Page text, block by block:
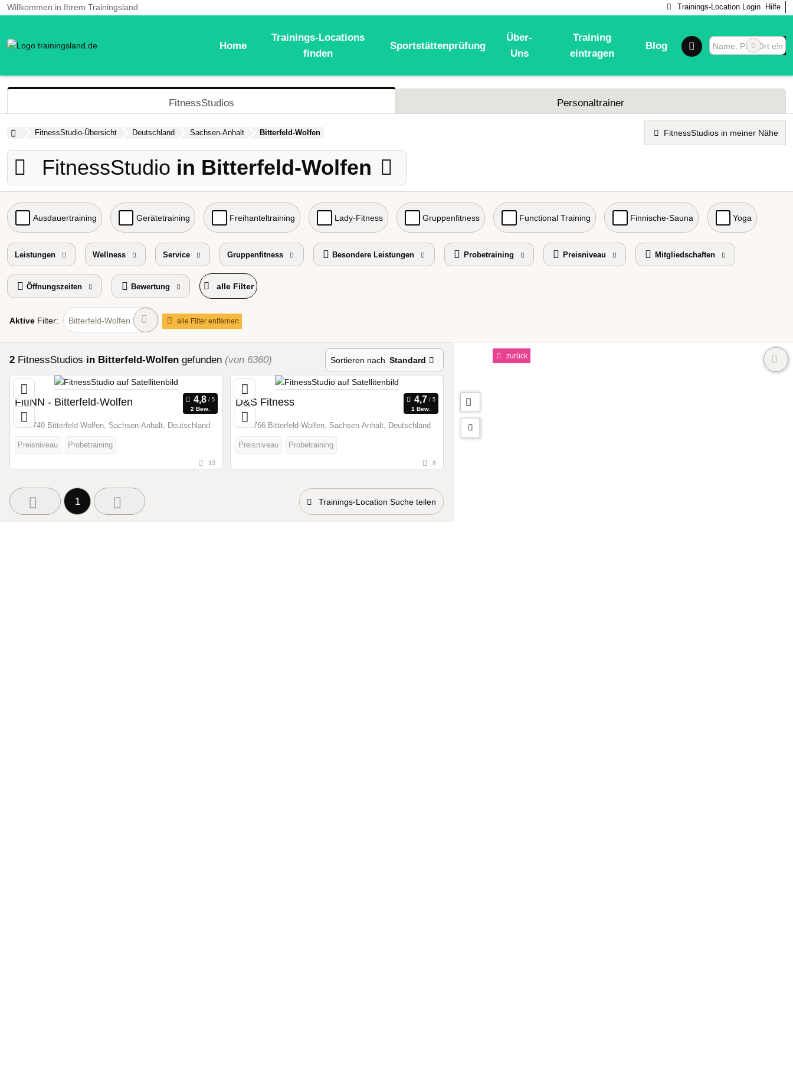
Willkommen in Ihrem Trainingsland Trainings-Location Login Hilfe
Home
Trainings-Locations
finden
Sportstättenprüfung
Über-
Uns
Training
eintragen
Blog
FitnessStudios Personaltrainer
FitnessStudio-Übersicht Deutschland Sachsen-Anhalt Bitterfeld-Wolfen FitnessStudios in meiner Nähe
FitnessStudio in Bitterfeld-Wolfen
Ausdauertraining Gerätetraining Freihanteltraining Lady-Fitness Gruppenfitness Functional Training Finnische-Sauna Yoga
Probetraining Preisniveau
Leistungen Wellness Service Gruppenfitness Besondere Leistungen Probetraining Preisniveau Mitgliedschaften
Öffnungszeiten Bewertung alle Filter
Aktive Filter: Bitterfeld-Wolfen alle Filter entfernen
2 FitnessStudios in Bitterfeld-Wolfen gefunden (von 6360) Sortieren nach Standard
FitINN - Bitterfeld-Wolfen
2 Bew.
06749 Bitterfeld-Wolfen, Sachsen-Anhalt, Deutschland
Preisniveau Probetraining
13
D&S Fitness
1 Bew.
06766 Bitterfeld-Wolfen, Sachsen-Anhalt, Deutschland
Preisniveau Probetraining
8
1 Trainings-Location Suche teilen
zurück